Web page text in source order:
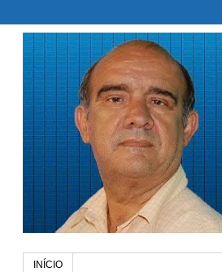
INÍCIO